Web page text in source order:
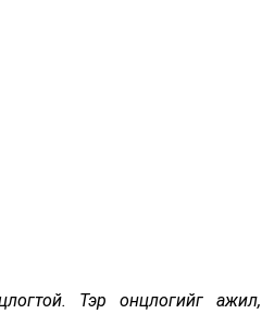
Тэр онцлогийг ажил,